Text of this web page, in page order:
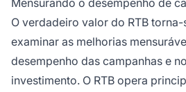
Mensurando o desempenho de
O verdadeiro valor do RTB
examinar as melhorias
desempenho das campanhas e
investimento. O RTB opera